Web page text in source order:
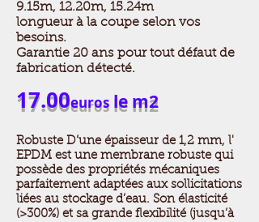
9.15m, 12.20m, 15.24m
longueur à la coupe selon vos
besoins.
Garantie 20 ans pour tout défaut de
fabrication détecté.
17.00euros le m2
Robuste D’une épaisseur de 1,2 mm, l'
EPDM est une membrane robuste qui
possède des propriétés mécaniques
parfaitement adaptées aux sollicitations
liées au stockage d’eau. Son élasticité
(>300%) et sa grande flexibilité (jusqu’à